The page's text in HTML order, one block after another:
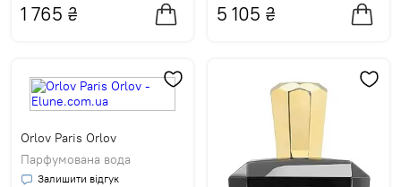
1 765 ₴ 5 105 ₴
Orlov Paris Orlov
Парфумована вода
Залишити відгук